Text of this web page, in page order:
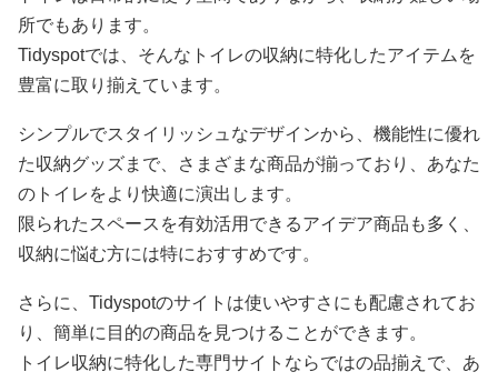
所でもあります。
Tidyspotでは、そんなトイレの収納に特化したアイテムを
豊富に取り揃えています。
シンプルでスタイリッシュなデザインから、機能性に優れ
た収納グッズまで、さまざまな商品が揃っており、あなた
のトイレをより快適に演出します。
限られたスペースを有効活用できるアイデア商品も多く、
収納に悩む方には特におすすめです。
さらに、Tidyspotのサイトは使いやすさにも配慮されてお
り、簡単に目的の商品を見つけることができます。
トイレ収納に特化した専門サイトならではの品揃えで、あ